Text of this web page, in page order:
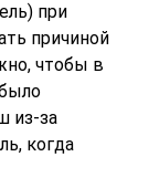
при
причиной
чтобы в
из-за
когда